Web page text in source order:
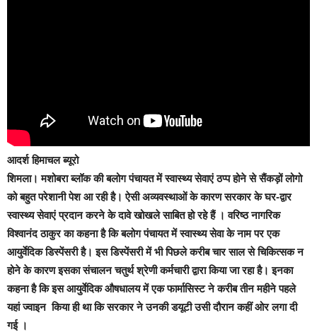
आदर्श हिमाचल ब्यूरो
शिमला। मशोबरा ब्लॉक की बलोग पंचायत में स्वास्थ्य सेवाएं ठप्प होने से सैंकड़ों लोगो
को बहुत परेशानी पेश आ रही है। ऐसी अव्यवस्थाओं के कारण सरकार के घर-द्वार
स्वास्थ्य सेवाएं प्रदान करने के दावे खोखले साबित हो रहे हैं । वरिष्ठ नागरिक
विश्वानंद ठाकुर का कहना है कि बलोग पंचायत में स्वास्थ्य सेवा के नाम पर एक
आयुर्वेदिक डिस्पेंसरी है। इस डिस्पेंसरी में भी पिछले करीब चार साल से चिकित्सक न
होने के कारण इसका संचालन चतुर्थ श्रेणी कर्मचारी द्वारा किया जा रहा है। इनका
कहना है कि इस आयुर्वेदिक औषधालय में एक फार्मासिस्ट ने करीब तीन महीने पहले
यहां ज्वाइन किया ही था कि सरकार ने उनकी डयूटी उसी दौरान कहीं ओर लगा दी
गई ।